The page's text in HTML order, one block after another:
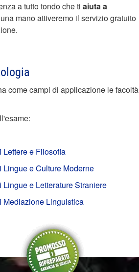
a tutto tondo che ti aiuta a
mano attiveremo il servizio gratuito
come campi di applicazione le facoltà
Lettere e Filosofia
e Culture Moderne
e Letterature Straniere
Mediazione Linguistica